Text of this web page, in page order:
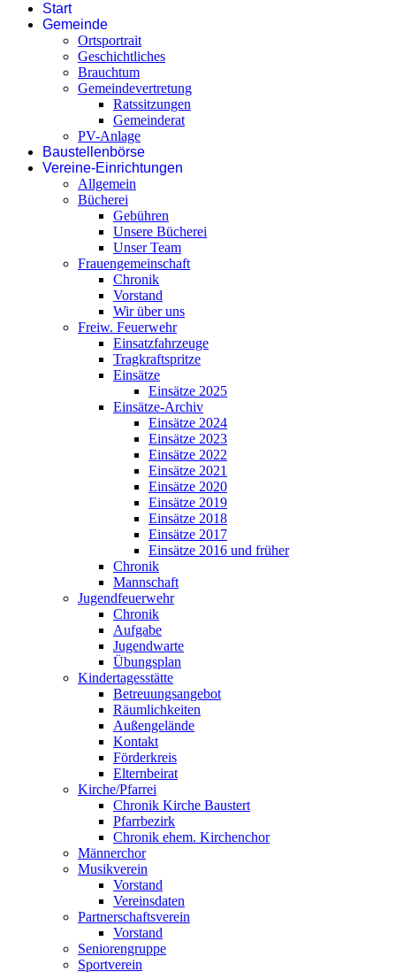
Start
Gemeinde
Ortsportrait
Geschichtliches
Brauchtum
Gemeindevertretung
Ratssitzungen
Gemeinderat
PV-Anlage
Baustellenbörse
Vereine-Einrichtungen
Allgemein
Bücherei
Gebühren
Unsere Bücherei
Unser Team
Frauengemeinschaft
Chronik
Vorstand
Wir über uns
Freiw. Feuerwehr
Einsatzfahrzeuge
Tragkraftspritze
Einsätze
Einsätze 2025
Einsätze-Archiv
Einsätze 2024
Einsätze 2023
Einsätze 2022
Einsätze 2021
Einsätze 2020
Einsätze 2019
Einsätze 2018
Einsätze 2017
Einsätze 2016 und früher
Chronik
Mannschaft
Jugendfeuerwehr
Chronik
Aufgabe
Jugendwarte
Übungsplan
Kindertagesstätte
Betreuungsangebot
Räumlichkeiten
Außengelände
Kontakt
Förderkreis
Elternbeirat
Kirche/Pfarrei
Chronik Kirche Baustert
Pfarrbezirk
Chronik ehem. Kirchenchor
Männerchor
Musikverein
Vorstand
Vereinsdaten
Partnerschaftsverein
Vorstand
Seniorengruppe
Sportverein